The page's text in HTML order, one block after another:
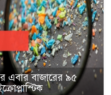
এবার বাজারের ৯৫